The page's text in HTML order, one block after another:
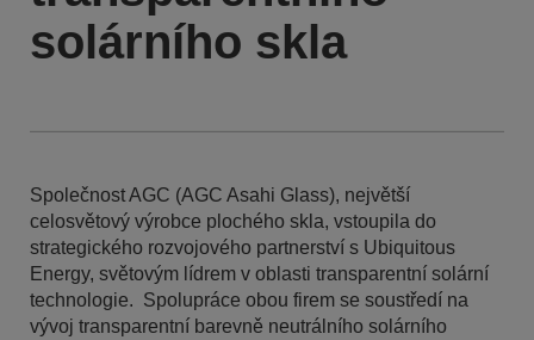
solárního skla
Společnost AGC (AGC Asahi Glass), největší
celosvětový výrobce plochého skla, vstoupila do
strategického rozvojového partnerství s Ubiquitous
Energy, světovým lídrem v oblasti transparentní solární
technologie. Spolupráce obou firem se soustředí na
vývoj transparentní barevně neutrálního solárního